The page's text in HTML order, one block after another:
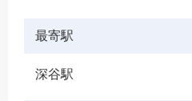
最寄駅
深谷駅